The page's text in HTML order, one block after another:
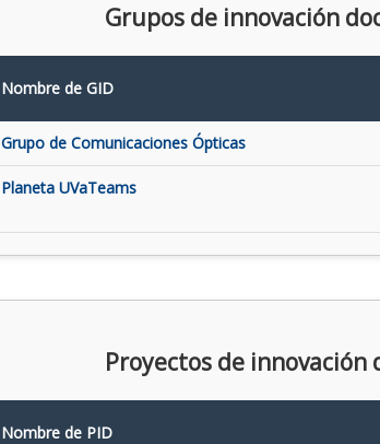
Grupos de innovación
Nombre de GID
Grupo de Comunicaciones Ópticas
Planeta UVaTeams
Proyectos de innovación
Nombre de PID